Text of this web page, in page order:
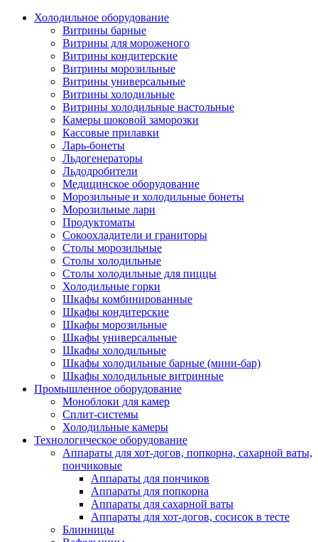
Холодильное оборудование
Витрины барные
Витрины для мороженого
Витрины кондитерские
Витрины морозильные
Витрины универсальные
Витрины холодильные
Витрины холодильные настольные
Камеры шоковой заморозки
Кассовые прилавки
Ларь-бонеты
Льдогенераторы
Льдодробители
Медицинское оборудование
Морозильные и холодильные бонеты
Морозильные лари
Продуктоматы
Сокоохладители и граниторы
Столы морозильные
Столы холодильные
Столы холодильные для пиццы
Холодильные горки
Шкафы комбинированные
Шкафы кондитерские
Шкафы морозильные
Шкафы универсальные
Шкафы холодильные
Шкафы холодильные барные (мини-бар)
Шкафы холодильные витринные
Промышленное оборудование
Моноблоки для камер
Сплит-системы
Холодильные камеры
Технологическое оборудование
Аппараты для хот-догов, попкорна, сахарной ваты,
пончиковые
Аппараты для пончиков
Аппараты для попкорна
Аппараты для сахарной ваты
Аппараты для хот-догов, сосисок в тесте
Блинницы